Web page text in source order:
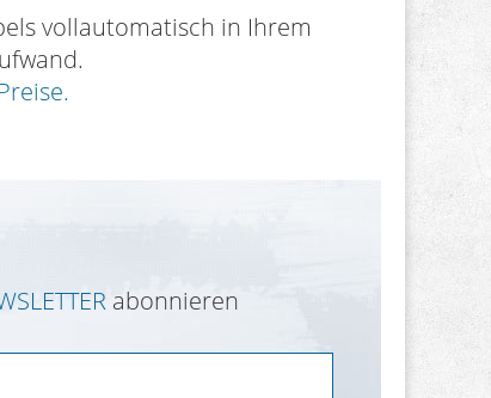
vollautomatisch in Ihrem
Preise.
abonnieren